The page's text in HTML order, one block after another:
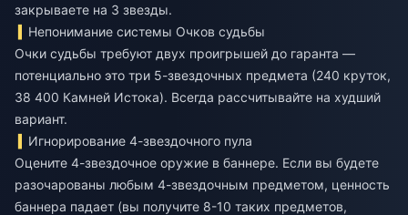
закрываете на 3 звезды.
Непонимание системы Очков судьбы
Очки судьбы требуют двух проигрышей до гаранта —
потенциально это три 5-звездочных предмета (240 круток,
38 400 Камней Истока). Всегда рассчитывайте на худший
вариант.
Игнорирование 4-звездочного пула
Оцените 4-звездочное оружие в баннере. Если вы будете
разочарованы любым 4-звездочным предметом, ценность
баннера падает (вы получите 8-10 таких предметов,